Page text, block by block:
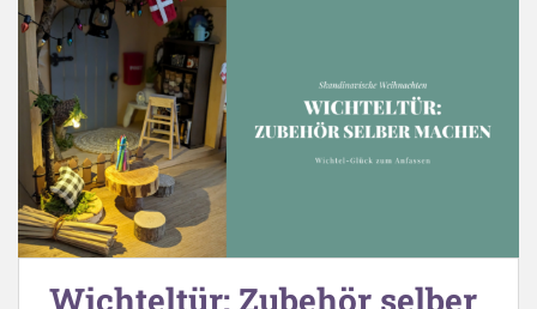
Wichteltür: Zubehör selber